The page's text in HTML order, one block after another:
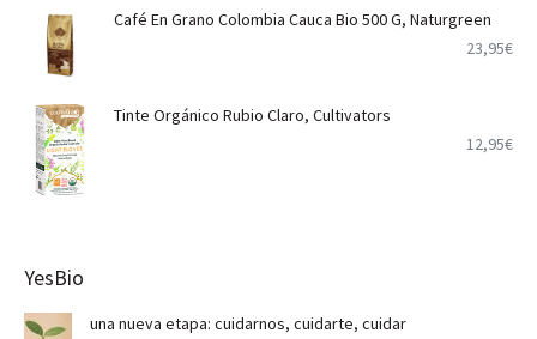
Café En Grano Colombia Cauca Bio 500 G, Naturgreen
23,95€
Tinte Orgánico Rubio Claro, Cultivators
12,95€
YesBio
una nueva etapa: cuidarnos, cuidarte, cuidar